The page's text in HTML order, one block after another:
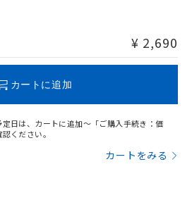
する可能性があります。
¥ 2,690
カートに追加
日は、カートに追加～「ご購入手続き：価
ください。
カートをみる